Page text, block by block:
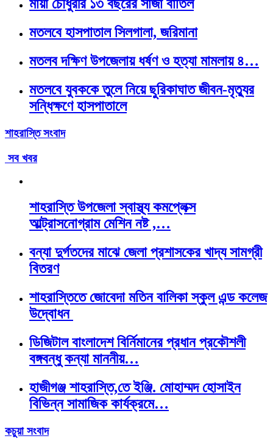
মায়া চৌধুরীর ১৩ বছরের সাজা বাতিল
মতলবে হাসপাতাল সিলগালা, জরিমানা
মতলব দক্ষিণ উপজেলায় ধর্ষণ ও হত্যা মামলায় ৪…
মতলবে যুবককে তুলে নিয়ে ছুরিকাঘাত জীবন-মৃত্যুর
সন্ধিক্ষণে হাসপাতালে
শাহরাস্তি সংবাদ
সব খবর
শাহরাস্তি উপজেলা স্বাস্থ্য কমপ্লেক্স
আল্ট্রাসনোগ্রাম মেশিন নষ্ট ,…
বন্যা দুর্গতদের মাঝে জেলা প্রশাসকের খাদ্য সামগ্রী
বিতরণ
শাহরাস্তিতে জোবেদা মতিন বালিকা স্কুল এন্ড কলেজ
উদ্বোধন
ডিজিটাল বাংলাদেশ বির্নিমানের প্রধান প্রকৌশলী
বঙ্গবন্ধু কন্যা মাননীয়…
হাজীগঞ্জ শাহরাস্তি,তে ইঞ্জি. মোহাম্মদ হোসাইন
বিভিন্ন সামাজিক কার্যক্রমে…
কচুয়া সংবাদ